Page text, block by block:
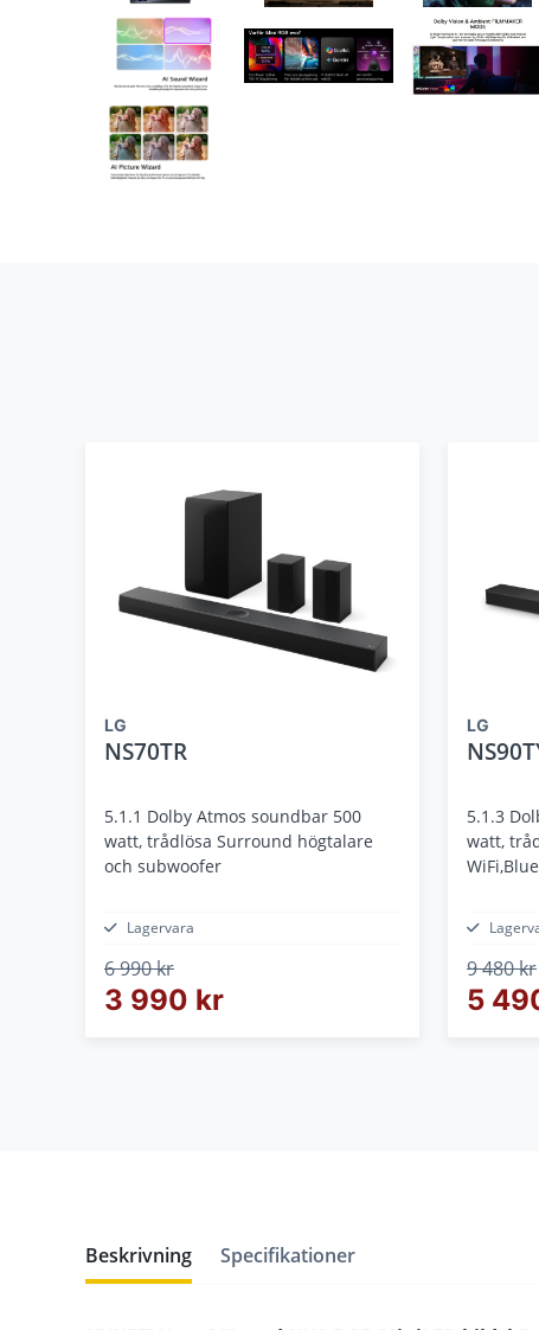
LG
NS70TR
5.1.1 Dolby Atmos soundbar 500
watt, trådlösa Surround högtalare
och subwoofer
Lagervara
6 990 kr
3 990 kr
LG
5.1.3
watt,
9 480 kr
5
Beskrivning Specifikationer